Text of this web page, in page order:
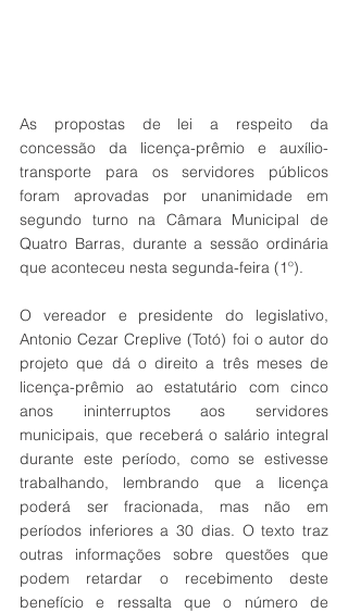
As propostas de lei a respeito da
concessão da licença-prêmio e auxílio-
transporte para os servidores públicos
foram aprovadas por unanimidade em
segundo turno na Câmara Municipal de
Quatro Barras, durante a sessão ordinária
que aconteceu nesta segunda-feira (1º).
O vereador e presidente do legislativo,
Antonio Cezar Creplive (Totó) foi o autor do
projeto que dá o direito a três meses de
licença-prêmio ao estatutário com cinco
anos ininterruptos aos servidores
municipais, que receberá o salário integral
durante este período, como se estivesse
trabalhando, lembrando que a licença
poderá ser fracionada, mas não em
períodos inferiores a 30 dias. O texto traz
outras informações sobre questões que
podem retardar o recebimento deste
benefício e ressalta que o número de